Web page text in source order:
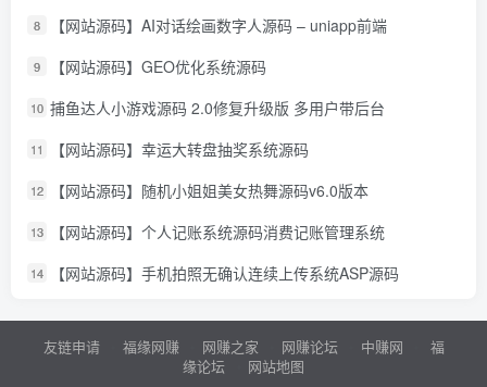
8 【网站源码】AI对话绘画数字人源码 – uniapp前端
9 【网站源码】GEO优化系统源码
10 捕鱼达人小游戏源码 2.0修复升级版 多用户带后台
11 【网站源码】幸运大转盘抽奖系统源码
12 【网站源码】随机小姐姐美女热舞源码v6.0版本
13 【网站源码】个人记账系统源码消费记账管理系统
14 【网站源码】手机拍照无确认连续上传系统ASP源码
友链申请 福缘网赚 网赚之家 网赚论坛 中赚网
福
缘论坛
网站地图